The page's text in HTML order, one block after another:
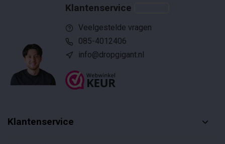
Klantenservice
Veelgestelde vragen
085-4012406
info@dropgigant.nl
Klantenservice